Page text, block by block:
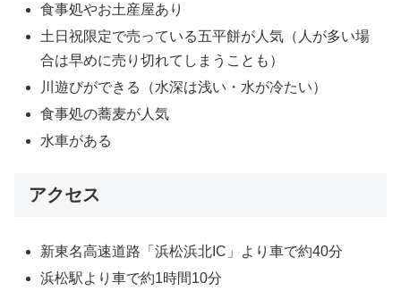
食事処やお土産屋あり
土日祝限定で売っている五平餅が人気（人が多い場
合は早めに売り切れてしまうことも）
川遊びができる（水深は浅い・水が冷たい）
食事処の蕎麦が人気
水車がある
アクセス
新東名高速道路「浜松浜北IC」より車で約40分
浜松駅より車で約1時間10分